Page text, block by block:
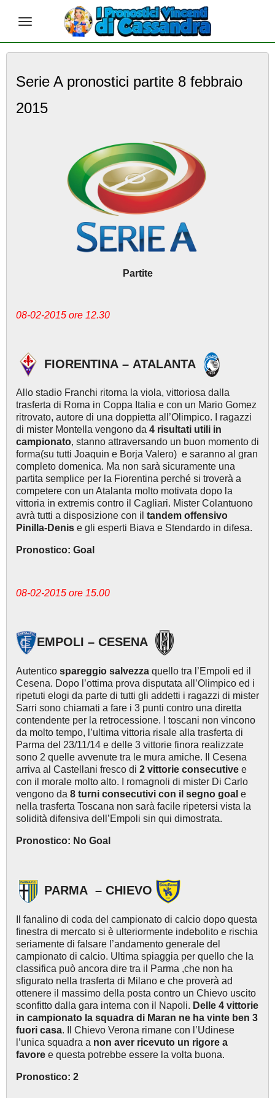
Serie A pronostici partite 8 febbraio
2015
Partite
08-02-2015 ore 12.30
FIORENTINA – ATALANTA
Allo stadio Franchi ritorna la viola, vittoriosa dalla
trasferta di Roma in Coppa Italia e con un Mario Gomez
ritrovato, autore di una doppietta all’Olimpico. I ragazzi
di mister Montella vengono da 4 risultati utili in
campionato, stanno attraversando un buon momento di
forma(su tutti Joaquin e Borja Valero) e saranno al gran
completo domenica. Ma non sarà sicuramente una
partita semplice per la Fiorentina perché si troverà a
competere con un Atalanta molto motivata dopo la
vittoria in extremis contro il Cagliari. Mister Colantuono
avrà tutti a disposizione con il tandem offensivo
Pinilla-Denis e gli esperti Biava e Stendardo in difesa.
Pronostico: Goal
08-02-2015 ore 15.00
EMPOLI – CESENA
Autentico spareggio salvezza quello tra l’Empoli ed il
Cesena. Dopo l’ottima prova disputata all’Olimpico ed i
ripetuti elogi da parte di tutti gli addetti i ragazzi di mister
Sarri sono chiamati a fare i 3 punti contro una diretta
contendente per la retrocessione. I toscani non vincono
da molto tempo, l’ultima vittoria risale alla trasferta di
Parma del 23/11/14 e delle 3 vittorie finora realizzate
sono 2 quelle avvenute tra le mura amiche. Il Cesena
arriva al Castellani fresco di 2 vittorie consecutive e
con il morale molto alto. I romagnoli di mister Di Carlo
vengono da 8 turni consecutivi con il segno goal e
nella trasferta Toscana non sarà facile ripetersi vista la
solidità difensiva dell’Empoli sin qui dimostrata.
Pronostico: No Goal
PARMA – CHIEVO
Il fanalino di coda del campionato di calcio dopo questa
finestra di mercato si è ulteriormente indebolito e rischia
seriamente di falsare l’andamento generale del
campionato di calcio. Ultima spiaggia per quello che la
classifica può ancora dire tra il Parma ,che non ha
sfigurato nella trasferta di Milano e che proverà ad
ottenere il massimo della posta contro un Chievo uscito
sconfitto dalla gara interna con il Napoli. Delle 4 vittorie
in campionato la squadra di Maran ne ha vinte ben 3
fuori casa. Il Chievo Verona rimane con l’Udinese
l’unica squadra a non aver ricevuto un rigore a
favore e questa potrebbe essere la volta buona.
Pronostico: 2